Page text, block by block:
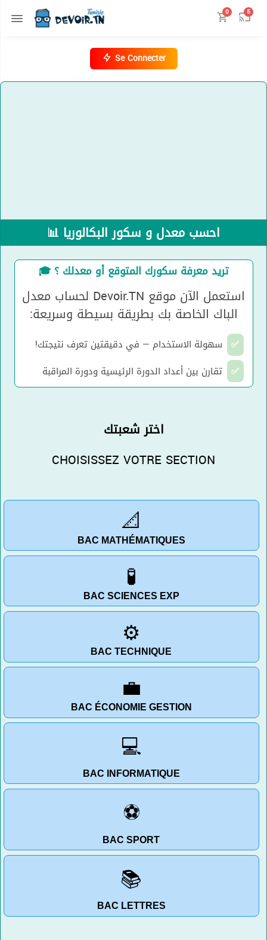
0 5
Se Connecter
📊 احسب معدل و سكور البكالوريا
تريد معرفة سكورك المتوقع أو معدلك ؟ 🎓
استعمل الآن موقع Devoir.TN لحساب معدل
الباك الخاصة بك بطريقة بسيطة وسريعة:
✅ سهولة الاستخدام — في دقيقتين تعرف نتيجتك!
✅ تقارن بين أعداد الدورة الرئيسية ودورة المراقبة
اختر شعبتك
CHOISISSEZ VOTRE SECTION
📐
BAC MATHÉMATIQUES
🧪
BAC SCIENCES EXP
⚙️
BAC TECHNIQUE
💼
BAC ÉCONOMIE GESTION
💻
BAC INFORMATIQUE
⚽
BAC SPORT
📚
BAC LETTRES